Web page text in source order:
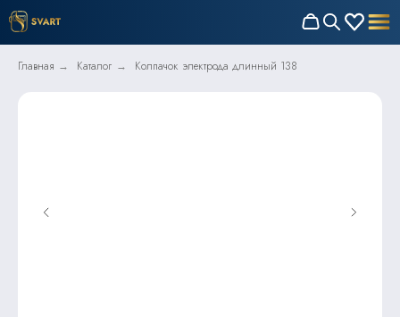
Главная → Каталог → Колпачок электрода длинный 138